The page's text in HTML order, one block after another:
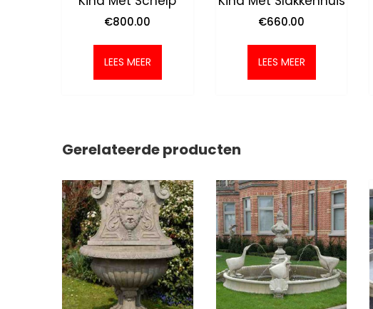
€800.00
LEES MEER
€660.00
LEES MEER
Gerelateerde producten